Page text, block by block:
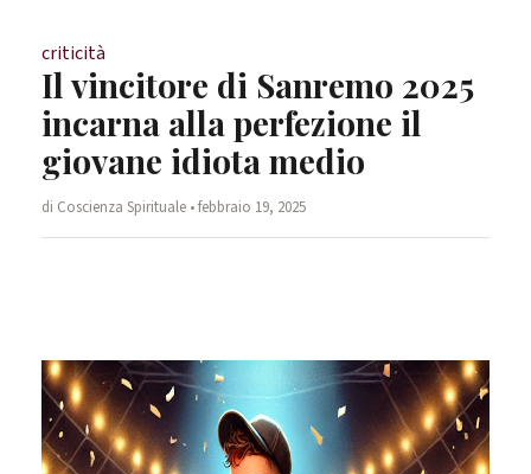
criticità
Il vincitore di Sanremo 2025
incarna alla perfezione il
giovane idiota medio
di Coscienza Spirituale • febbraio 19, 2025